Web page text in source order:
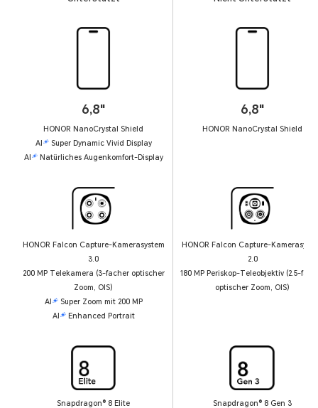
6,8"
HONOR NanoCrystal Shield
AI
Super Dynamic Vivid Display
AI
Natürliches Augenkomfort-Display
6,8"
HONOR NanoCrystal Shield
HONOR Falcon Capture-Kamerasystem
3.0
200 MP Telekamera (3-facher optischer
Zoom, OIS)
AI
Super Zoom mit 200 MP
AI
Enhanced Portrait
HONOR Falcon Capture-
2.0
180 MP Periskop-Teleobjektiv (2.5-
optischer Zoom, OIS)
Snapdragon® 8 Elite Snapdragon® 8 Gen 3